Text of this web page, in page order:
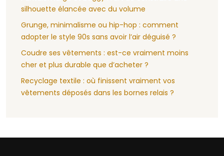
silhouette élancée avec du volume
Grunge, minimalisme ou hip-hop : comment
adopter le style 90s sans avoir l’air déguisé ?
Coudre ses vêtements : est-ce vraiment moins
cher et plus durable que d’acheter ?
Recyclage textile : où finissent vraiment vos
vêtements déposés dans les bornes relais ?